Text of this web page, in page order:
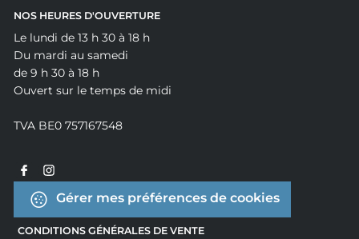
NOS HEURES D'OUVERTURE
Le lundi de 13 h 30 à 18 h
Du mardi au samedi
de 9 h 30 à 18 h
Ouvert sur le temps de midi
TVA BE0 757167548
Gérer mes préférences de cookies
CONDITIONS GÉNÉRALES DE VENTE